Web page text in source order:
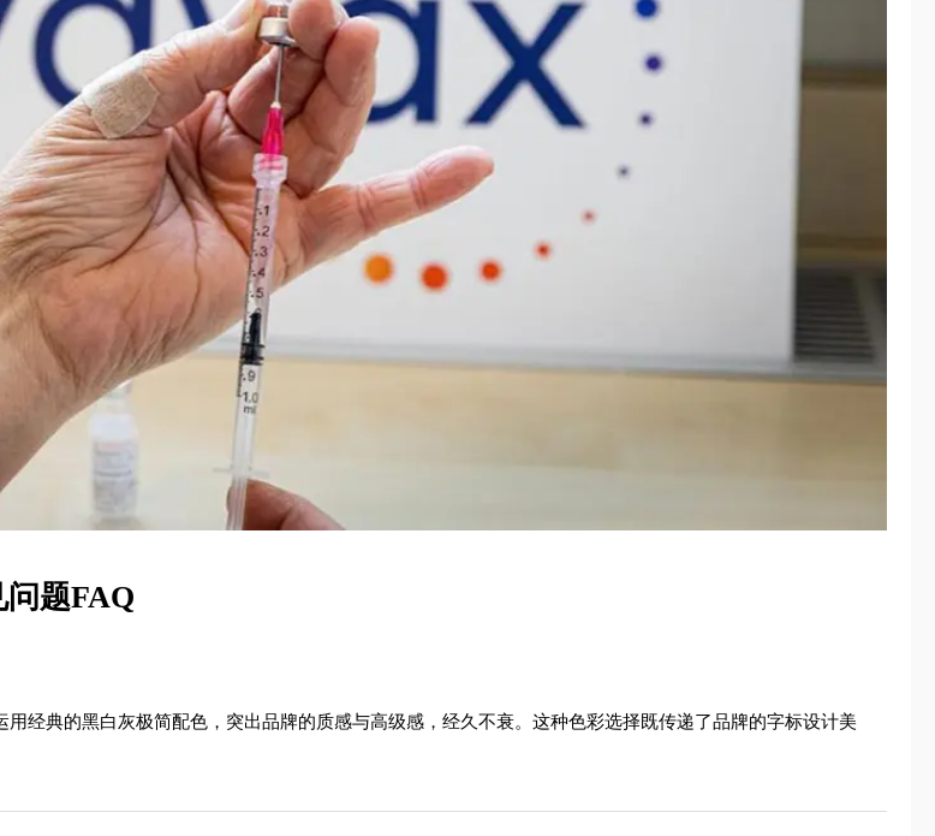
题FAQ
经典的黑白灰极简配色，突出品牌的质感与高级感，经久不衰。这种色彩选择既传递了品牌的字标设计美